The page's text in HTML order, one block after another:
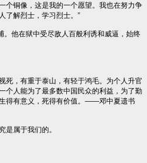
个铜像，这是我的一个愿望。我也在努力争
了解烈士，学习烈士。”
他在狱中受尽敌人百般利诱和威逼，始终
，有重于泰山，有轻于鸿毛。为个人升官
个人能为了最多数中国民众的利益，为了勤
得有意义，死得有价值。——邓中夏遗书
属于我们的。